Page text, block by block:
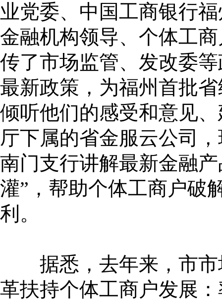
业党委、中国工商银行
金融机构领导、个体工
传了市场监管、发改委
最新政策，为福州首批
倾听他们的感受和意见
厅下属的省金服云公司
南门支行讲解最新金融
灌”，帮助个体工商户破
利。
据悉，去年来，市市
革扶持个体工商户发展